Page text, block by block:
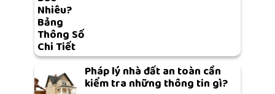
Nhiêu?
Bảng
Thông Số
Chi Tiết
Pháp lý nhà đất an toàn cần
kiểm tra những thông tin gì?